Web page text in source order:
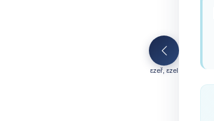
ɛzeř, ɛzel